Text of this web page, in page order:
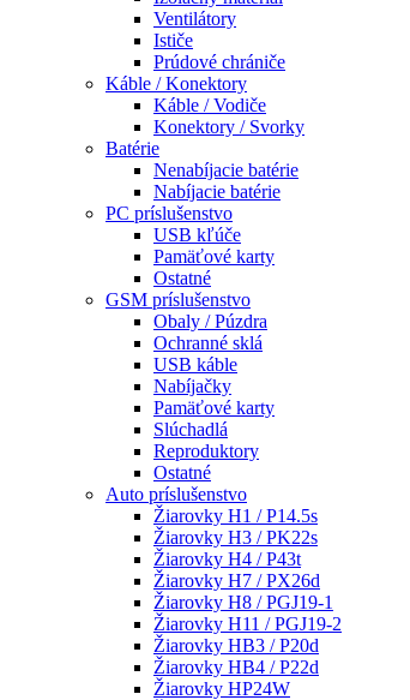
Ventilátory
Ističe
Prúdové chrániče
Káble / Konektory
Káble / Vodiče
Konektory / Svorky
Batérie
Nenabíjacie batérie
Nabíjacie batérie
PC príslušenstvo
USB kľúče
Pamäťové karty
Ostatné
GSM príslušenstvo
Obaly / Púzdra
Ochranné sklá
USB káble
Nabíjačky
Pamäťové karty
Slúchadlá
Reproduktory
Ostatné
Auto príslušenstvo
Žiarovky H1 / P14.5s
Žiarovky H3 / PK22s
Žiarovky H4 / P43t
Žiarovky H7 / PX26d
Žiarovky H8 / PGJ19-1
Žiarovky H11 / PGJ19-2
Žiarovky HB3 / P20d
Žiarovky HB4 / P22d
Žiarovky HP24W